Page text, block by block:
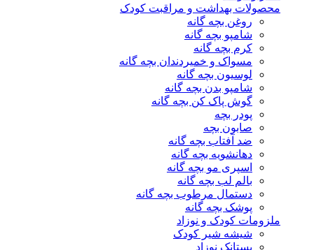
محصولات بهداشت و مراقبت کودک
روغن بچه گانه
شامپو بچه گانه
کرم بچه گانه
مسواک و خمیردندان بچه گانه
لوسیون بچه گانه
شامپو بدن بچه گانه
گوش پاک کن بچه گانه
پودر بچه
صابون بچه
ضد آفتاب بچه گانه
دهانشویه بچه گانه
اسپری مو بچه گانه
بالم لب بچه گانه
دستمال مرطوب بچه گانه
پوشک بچه گانه
ملزومات کودک و نوزاد
شیشه شیر کودک
پستانک نوزاد